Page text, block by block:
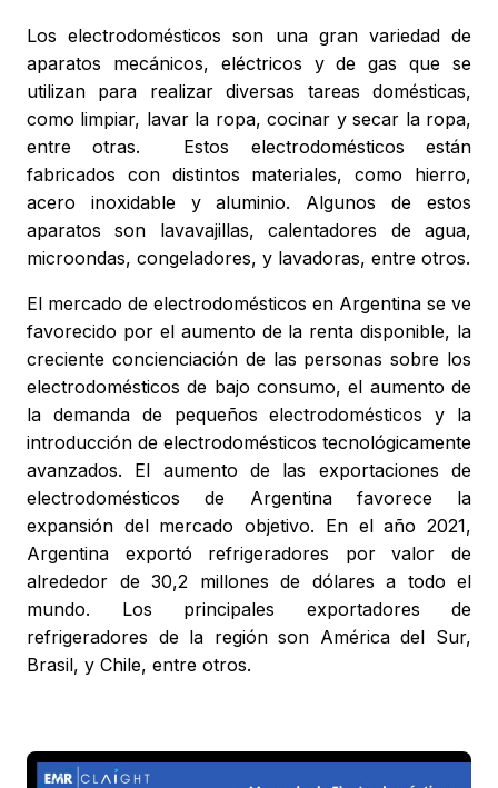
Los electrodomésticos son una gran variedad de
aparatos mecánicos, eléctricos y de gas que se
utilizan para realizar diversas tareas domésticas,
como limpiar, lavar la ropa, cocinar y secar la ropa,
entre otras. Estos electrodomésticos están
fabricados con distintos materiales, como hierro,
acero inoxidable y aluminio. Algunos de estos
aparatos son lavavajillas, calentadores de agua,
microondas, congeladores, y lavadoras, entre otros.
El mercado de electrodomésticos en Argentina se ve
favorecido por el aumento de la renta disponible, la
creciente concienciación de las personas sobre los
electrodomésticos de bajo consumo, el aumento de
la demanda de pequeños electrodomésticos y la
introducción de electrodomésticos tecnológicamente
avanzados. El aumento de las exportaciones de
electrodomésticos de Argentina favorece la
expansión del mercado objetivo. En el año 2021,
Argentina exportó refrigeradores por valor de
alrededor de 30,2 millones de dólares a todo el
mundo. Los principales exportadores de
refrigeradores de la región son América del Sur,
Brasil, y Chile, entre otros.